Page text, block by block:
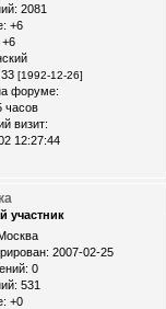
2081
+6
+6
33 [1992-12-26]
форуме:
часов
визит:
12:27:44
участник
: 2007-02-25
0
531
+0